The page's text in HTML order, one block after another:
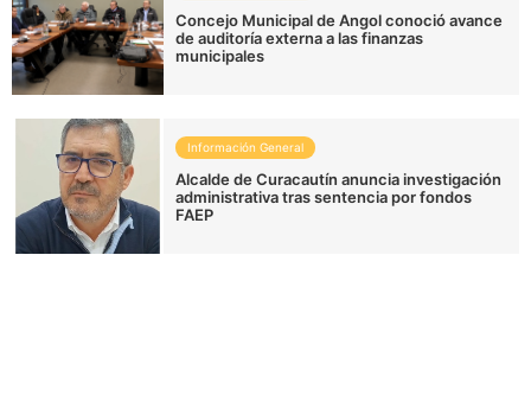
Concejo Municipal de Angol conoció avance
de auditoría externa a las finanzas
municipales
Información General
Alcalde de Curacautín anuncia investigación
administrativa tras sentencia por fondos
FAEP